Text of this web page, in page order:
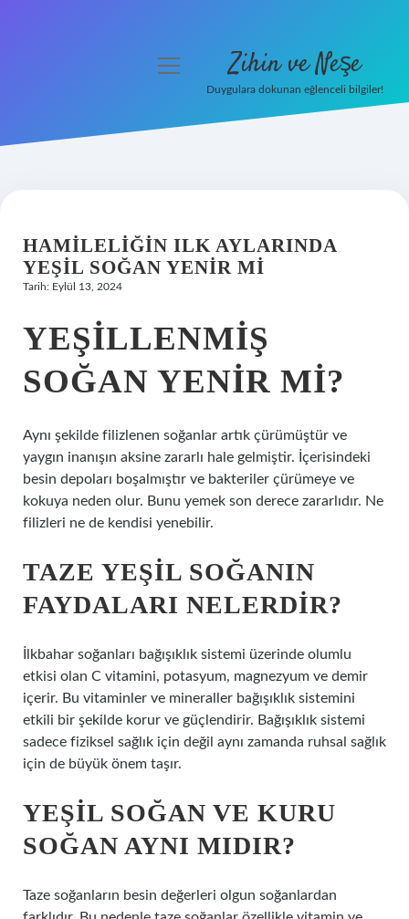
Hakkımızda
menüyü
Zihin ve Neşe
Duygulara dokunan eğlenceli bilgiler!
HAMILELIĞIN ILK AYLARINDA
YEŞIL SOĞAN YENIR MI
Tarih: Eylül 13, 2024
YEŞILLENMIŞ
SOĞAN YENIR MI?
Aynı şekilde filizlenen soğanlar artık çürümüştür ve
yaygın inanışın aksine zararlı hale gelmiştir. İçerisindeki
besin depoları boşalmıştır ve bakteriler çürümeye ve
kokuya neden olur. Bunu yemek son derece zararlıdır. Ne
filizleri ne de kendisi yenebilir.
TAZE YEŞIL SOĞANIN
FAYDALARI NELERDIR?
İlkbahar soğanları bağışıklık sistemi üzerinde olumlu
etkisi olan C vitamini, potasyum, magnezyum ve demir
içerir. Bu vitaminler ve mineraller bağışıklık sistemini
etkili bir şekilde korur ve güçlendirir. Bağışıklık sistemi
sadece fiziksel sağlık için değil aynı zamanda ruhsal sağlık
için de büyük önem taşır.
YEŞIL SOĞAN VE KURU
SOĞAN AYNI MIDIR?
Taze soğanların besin değerleri olgun soğanlardan